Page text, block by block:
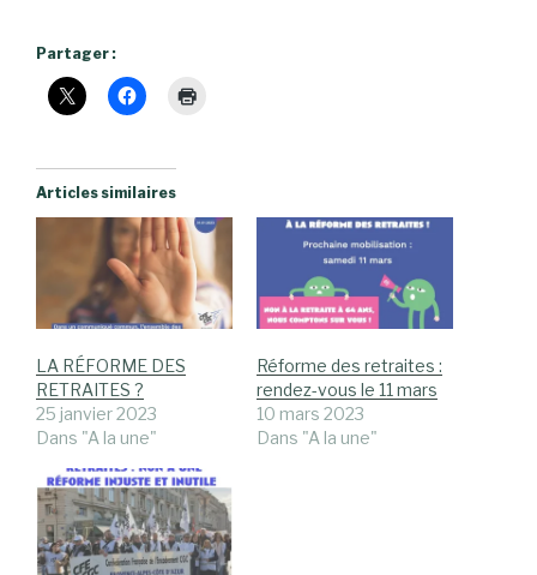
Partager :
Articles similaires
LA RÉFORME DES
RETRAITES ?
25 janvier 2023
Dans "A la une"
Réforme des retraites :
rendez-vous le 11 mars
10 mars 2023
Dans "A la une"